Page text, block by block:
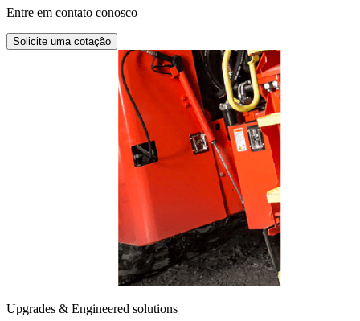
Entre em contato conosco
Solicite uma cotação
Upgrades & Engineered solutions